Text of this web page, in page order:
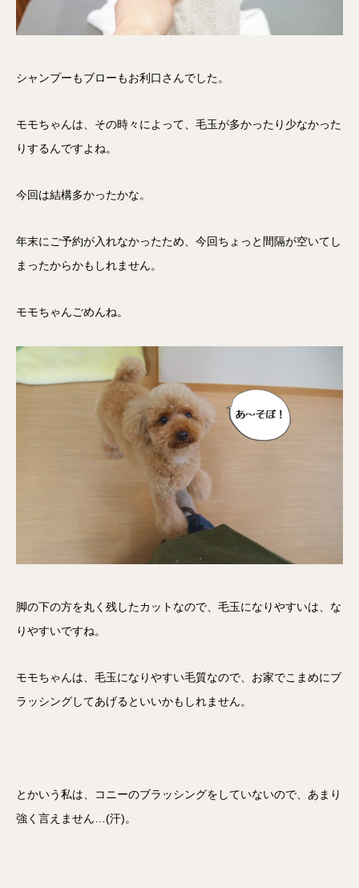
シャンプーもブローもお利口さんでした。
モモちゃんは、その時々によって、毛玉が多かったり少なかった
りするんですよね。
今回は結構多かったかな。
年末にご予約が入れなかったため、今回ちょっと間隔が空いてし
まったからかもしれません。
モモちゃんごめんね。
脚の下の方を丸く残したカットなので、毛玉になりやすいは、な
りやすいですね。
モモちゃんは、毛玉になりやすい毛質なので、お家でこまめにブ
ラッシングしてあげるといいかもしれません。
とかいう私は、コニーのブラッシングをしていないので、あまり
強く言えません…(汗)。